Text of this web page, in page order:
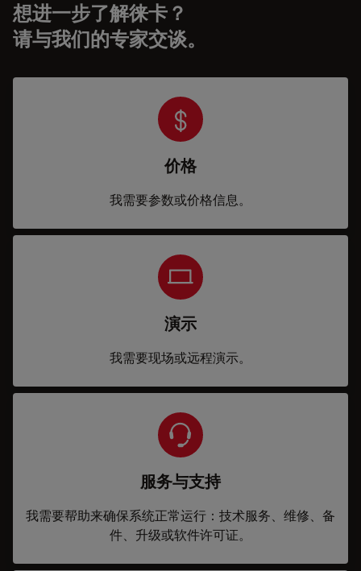
想进一步了解徕卡？
请与我们的专家交谈。
价格
我需要参数或价格信息。
演示
我需要现场或远程演示。
服务与支持
我需要帮助来确保系统正常运行：技术服务、维修、备
件、升级或软件许可证。